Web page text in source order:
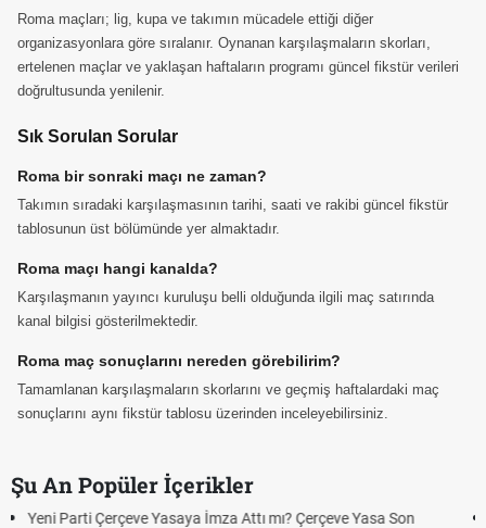
Roma maçları; lig, kupa ve takımın mücadele ettiği diğer
organizasyonlara göre sıralanır. Oynanan karşılaşmaların skorları,
ertelenen maçlar ve yaklaşan haftaların programı güncel fikstür verileri
doğrultusunda yenilenir.
Sık Sorulan Sorular
Roma bir sonraki maçı ne zaman?
Takımın sıradaki karşılaşmasının tarihi, saati ve rakibi güncel fikstür
tablosunun üst bölümünde yer almaktadır.
Roma maçı hangi kanalda?
Karşılaşmanın yayıncı kuruluşu belli olduğunda ilgili maç satırında
kanal bilgisi gösterilmektedir.
Roma maç sonuçlarını nereden görebilirim?
Tamamlanan karşılaşmaların skorlarını ve geçmiş haftalardaki maç
sonuçlarını aynı fikstür tablosu üzerinden inceleyebilirsiniz.
Şu An Popüler İçerikler
Hafta Sonları Yıllık İzinden Sayılır mı? Yıllık İzin Hesaplamasında